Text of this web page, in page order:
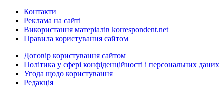
Контакти
Реклама на сайті
Використання матеріалів korrespondent.net
Правила користування сайтом
Договір користування сайтом
Політика у сфері конфіденційності і персональних даних
Угода щодо користування
Редакція